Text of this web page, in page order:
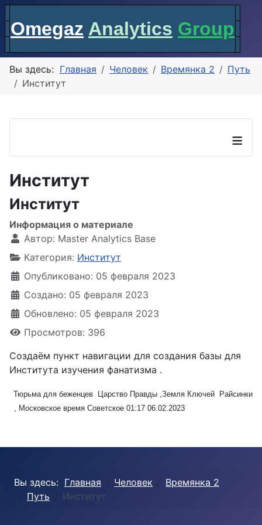
Omegaz Analytics Group
Вы здесь: Главная Человек Времянка 2
Путь
Институт
≡
Институт
Институт
Информация о материале
Автор: Master Analytics Base
Категория: Институт
Опубликовано: 05 февраля 2023
Создано: 05 февраля 2023
Обновлено: 05 февраля 2023
Просмотров: 396
Создаём пункт навигации для создания базы для
Института изучения фанатизма .
Тюрьма для беженцев Царство Правды ,Земля Ключей Райсинки
, Московское время Советское 01:17 06.02.2023
Вы здесь: Главная Человек
Времянка 2
Путь
Институт